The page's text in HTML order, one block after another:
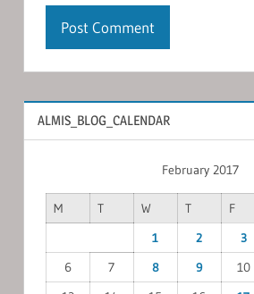
ALMIS_BLOG_CALENDAR
February 2017
M T W T F
1
2 3
6
7 8 9 10